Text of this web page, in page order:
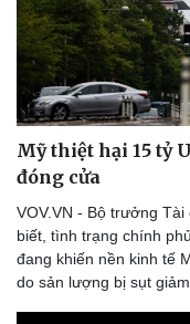
Thể thao
Mỹ thiệt hại 15 tỷ
đóng cửa
VOV.VN - Bộ trưởng
biết, tình trạng chính
đang khiến nền kinh tế
do sản lượng bị sụt giảm.